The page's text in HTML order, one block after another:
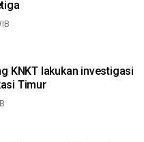
KNKT lakukan investigasi
Timur